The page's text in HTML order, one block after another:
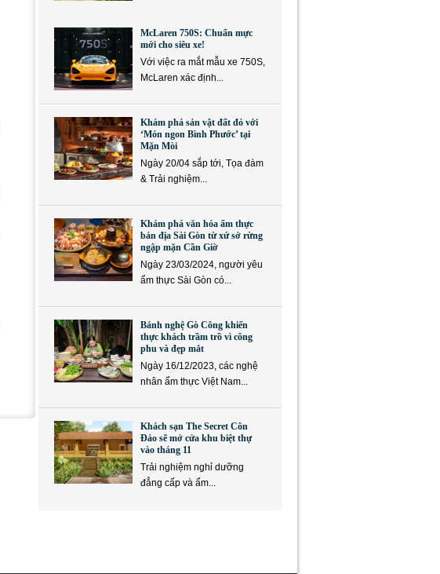
McLaren 750S: Chuẩn mực
mới cho siêu xe!
Với việc ra mắt mẫu xe 750S,
McLaren xác định...
Khám phá sản vật đất đỏ với
‘Món ngon Bình Phước’ tại
Mặn Mòi
Ngày 20/04 sắp tới, Tọa đàm
& Trải nghiệm...
Khám phá văn hóa ẩm thực
bản địa Sài Gòn từ xứ sở rừng
ngập mặn Cần Giờ
Ngày 23/03/2024, người yêu
ẩm thực Sài Gòn có...
Bánh nghệ Gò Công khiến
thực khách trầm trồ vì công
phu và đẹp mắt
Ngày 16/12/2023, các nghệ
nhân ẩm thực Việt Nam...
Khách sạn The Secret Côn
Đảo sẽ mở cửa khu biệt thự
vào tháng 11
Trải nghiệm nghỉ dưỡng
đẳng cấp và ẩm...